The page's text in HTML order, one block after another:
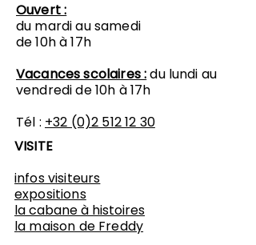
Ouvert :
du mardi au samedi
de 10h à 17h
Vacances scolaires :du lundi au
vendredi de 10h à 17h
Tél : +32 (0)2 512 12 30
VISITE
infos visiteurs
expositions
​la cabane à histoires
la maison de Freddy